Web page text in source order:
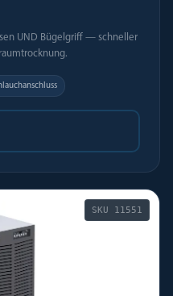
UND Bügelgriff — schneller
SKU 11551